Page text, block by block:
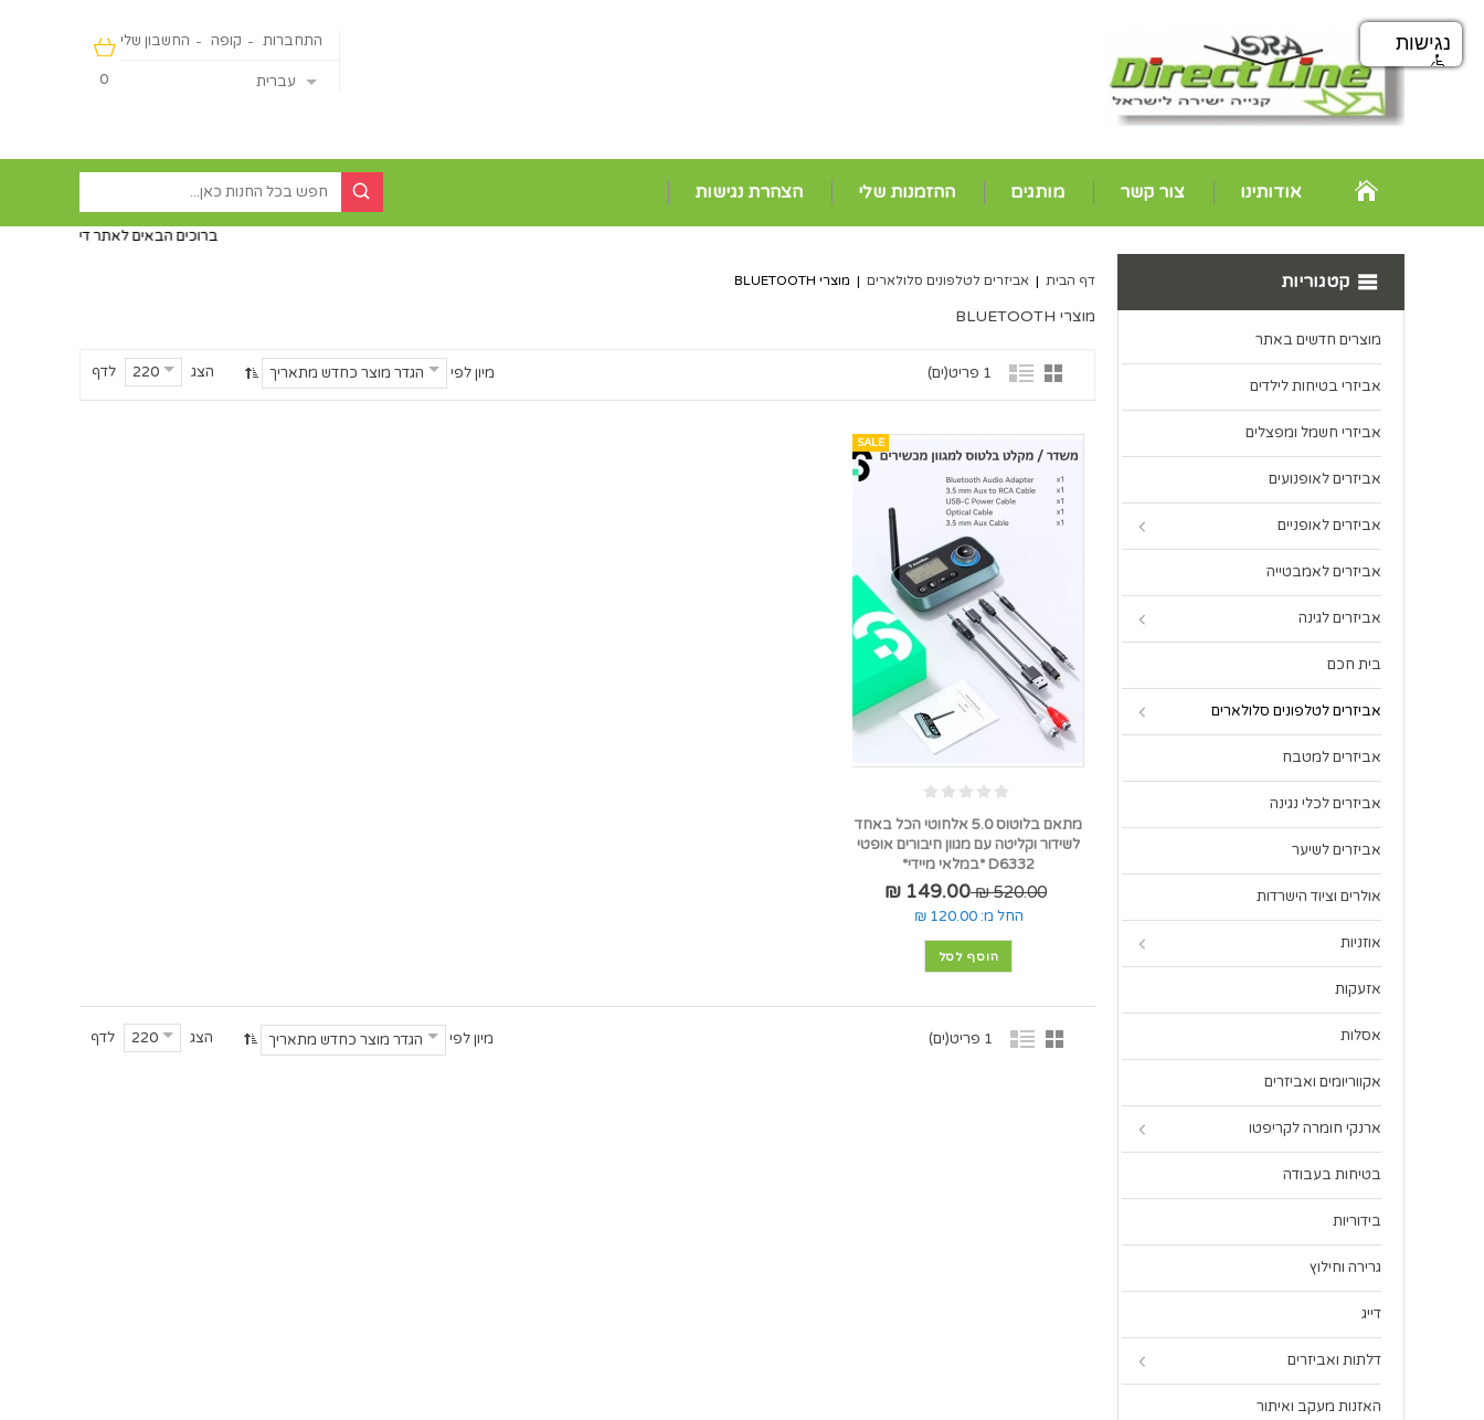
0
החשבון שלי קופה התחברות
עברית
אודותינו צור קשר מותגים ההזמנות שלי הצהרת נגישות
ברוכים הבאים לאתר דיירקט ישראליין - מכירה
דף הבית | אביזרים לטלפונים סלולארים | מוצרי BLUETOOTH
מוצרי BLUETOOTH
1 פריט(ים) הצג 220 לדף מיון לפי הגדר מוצר כחדש מתאריך
SALE
מתאם בלוטוס 5.0 אלחוטי הכל באחד
לשידור וקליטה עם מגוון חיבורים אופטי
D6332 *במלאי מיידי*
520.00 ₪
149.00 ₪
החל מ: 120.00 ₪
הוסף לסל
1 פריט(ים) הצג 220 לדף מיון לפי הגדר מוצר כחדש מתאריך
קטגוריות
מוצרים חדשים באתר
אביזרי בטיחות לילדים
אביזרי חשמל ומפצלים
אביזרים לאופנועים
אביזרים לאופניים
אביזרים לאמבטייה
אביזרים לגינה
בית חכם
אביזרים לטלפונים סלולארים
אביזרים למטבח
אביזרים לכלי נגינה
אביזרים לשיער
אולרים וציוד הישרדות
אוזניות
אזעקות
אסלות
אקווריומים ואביזרים
ארנקי חומרה לקריפטו
בטיחות בעבודה
בידוריות
גרירה וחילוץ
דייג
דלתות ואביזרים
האזנות מעקב ואיתור
נגישות